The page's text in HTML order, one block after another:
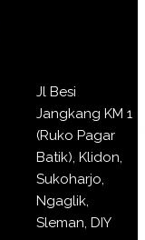
Jl Besi
Jangkang KM 1
(Ruko Pagar
Batik), Klidon,
Sukoharjo,
Ngaglik,
Sleman, DIY